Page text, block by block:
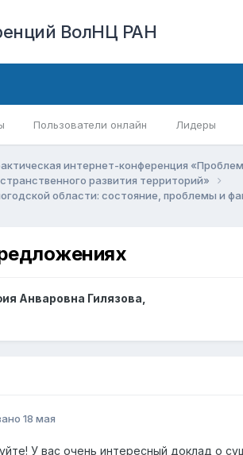
ВолНЦ РАН
Пользователи онлайн Лидеры
интернет-конференция
развития территорий»
области: состояние, проблемы и
Анваровна Гилязова
18 мая
У вас очень интересный доклад о